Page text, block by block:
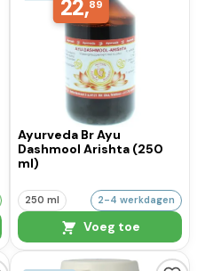
22,89
Ayurveda Br Ayu
Dashmool Arishta (250
ml)
250 ml 2-4 werkdagen
Voeg toe